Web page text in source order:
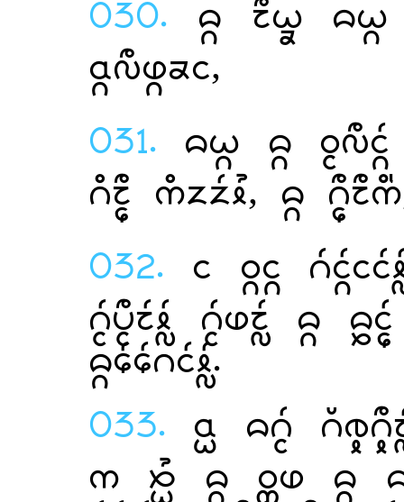
030.   
,
031.  
 , 
032.  
  
.
033.  
    